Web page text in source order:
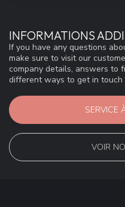
INFORMATIONS
If you have any questions
make sure to visit our
company details, answers to
different ways to get in touch
SERVICE
VOIR